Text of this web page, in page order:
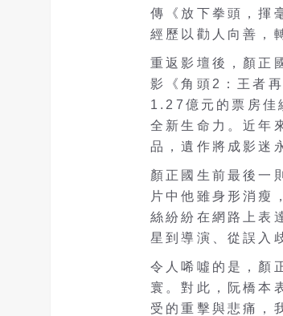
傳《放下拳頭，揮
經歷以勸人向善，
重返影壇後，顏正
影《角頭2：王者
1.27億元的票房佳
全新生命力。近年
品，遺作將成影迷
顏正國生前最後一
片中他雖身形消瘦
絲紛紛在網路上表
星到導演、從誤入
令人唏噓的是，顏
寰。對此，阮橋本
受的重擊與悲痛，